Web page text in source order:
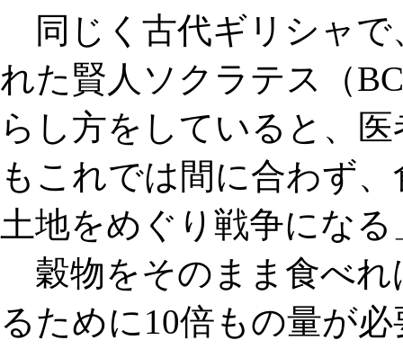
同じく古代ギリシャで
れた賢人ソクラテス（
らし方をしていると、
もこれでは間に合わず
土地をめぐり戦争にな
穀物をそのまま食べれ
るために10倍もの量が